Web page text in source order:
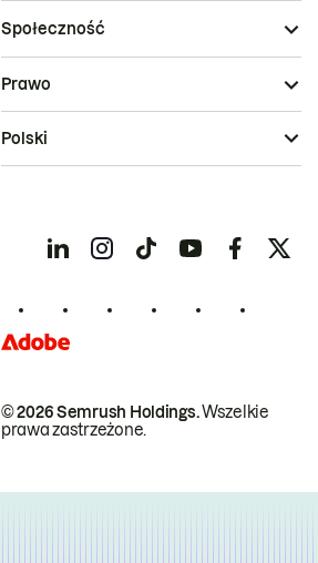
Społeczność
© 2026 Semrush Holdings.Wszelkie
prawa zastrzeżone.
Prawo
Polski